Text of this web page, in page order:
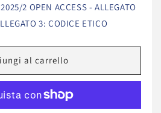
2 OPEN ACCESS - ALLEGATO
3: CODICE ETICO
al carrello